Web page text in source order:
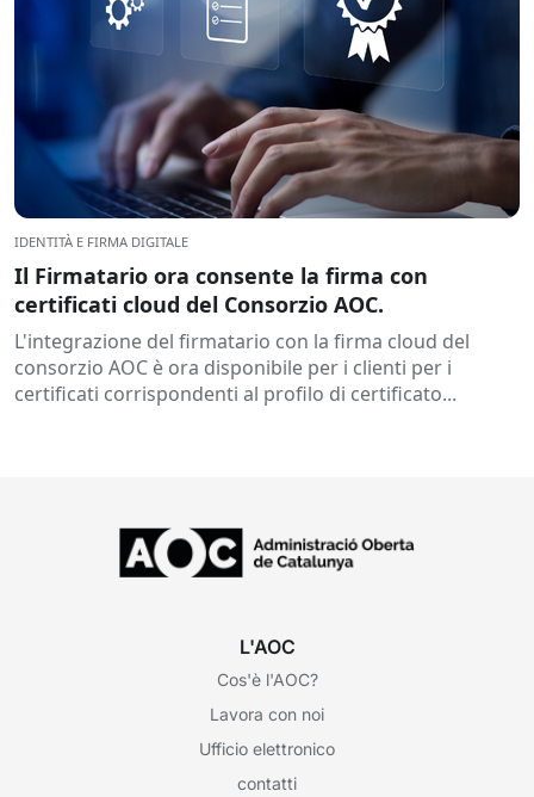
IDENTITÀ E FIRMA DIGITALE
Il Firmatario ora consente la firma con
certificati cloud del Consorzio AOC.
L'integrazione del firmatario con la firma cloud del
consorzio AOC è ora disponibile per i clienti per i
certificati corrispondenti al profilo di certificato...
L'AOC
Cos'è l'AOC?
Lavora con noi
Ufficio elettronico
contatti